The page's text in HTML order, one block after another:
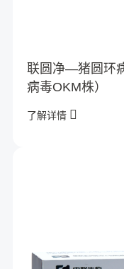
联圆净—猪圆环
病毒OKM株）
了解详情